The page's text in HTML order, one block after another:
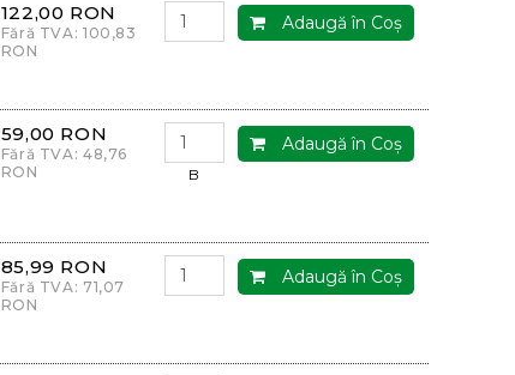
122,00 RON
Fără TVA: 100,83
RON
Adaugă în Coş
59,00 RON
Fără TVA: 48,76
RON
Adaugă în Coş
B
85,99 RON
Fără TVA: 71,07
RON
Adaugă în Coş